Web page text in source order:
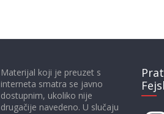
Materijal koji je preuzet s
interneta smatra se javno
dostupnim, ukoliko nije
drugačije navedeno. U slučaju